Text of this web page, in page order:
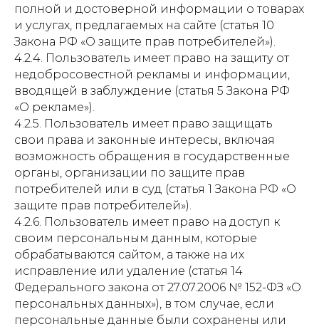
полной и достоверной информации о товарах
и услугах, предлагаемых на сайте (статья 10
Закона РФ «О защите прав потребителей»).
4.2.4. Пользователь имеет право на защиту от
недобросовестной рекламы и информации,
вводящей в заблуждение (статья 5 Закона РФ
«О рекламе»).
4.2.5. Пользователь имеет право защищать
свои права и законные интересы, включая
возможность обращения в государственные
органы, организации по защите прав
потребителей или в суд (статья 1 Закона РФ «О
защите прав потребителей»).
4.2.6. Пользователь имеет право на доступ к
своим персональным данным, которые
обрабатываются сайтом, а также на их
исправление или удаление (статья 14
Федерального закона от 27.07.2006 № 152-ФЗ «О
персональных данных»), в том случае, если
персональные данные были сохранены или